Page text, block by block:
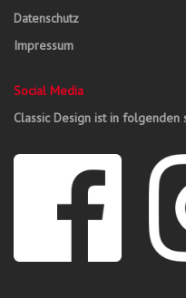
Datenschutz
Impressum
Social Media
Classic Design ist in